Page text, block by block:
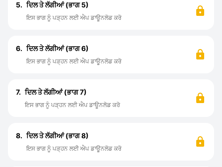
5. ਦਿਲ ਤੇ ਲੱਗੀਆਂ (ਭਾਗ 5)
ਇਸ ਭਾਗ ਨੂੰ ਪੜ੍ਹਨ ਲਈ ਐਪ ਡਾਊਨਲੋਡ ਕਰੋ
6. ਦਿਲ ਤੇ ਲੱਗੀਆਂ (ਭਾਗ 6)
ਇਸ ਭਾਗ ਨੂੰ ਪੜ੍ਹਨ ਲਈ ਐਪ ਡਾਊਨਲੋਡ ਕਰੋ
7. ਦਿਲ ਤੇ ਲੱਗੀਆਂ (ਭਾਗ 7)
ਇਸ ਭਾਗ ਨੂੰ ਪੜ੍ਹਨ ਲਈ ਐਪ ਡਾਊਨਲੋਡ ਕਰੋ
8. ਦਿਲ ਤੇ ਲੱਗੀਆਂ (ਭਾਗ 8)
ਇਸ ਭਾਗ ਨੂੰ ਪੜ੍ਹਨ ਲਈ ਐਪ ਡਾਊਨਲੋਡ ਕਰੋ